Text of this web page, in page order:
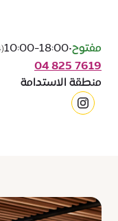
مفتوح•
10:00-18:00
(GMT+4)
‎04 825 7619
منطقة الاستدامة
instagram